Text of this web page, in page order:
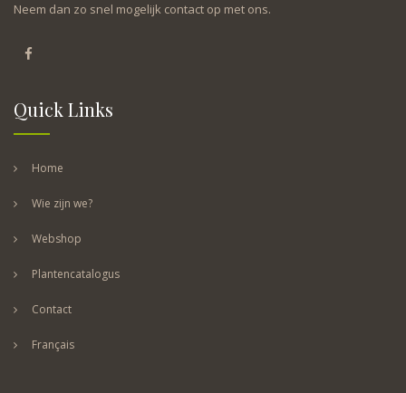
Neem dan zo snel mogelijk contact op met ons.
Quick Links
Home
Wie zijn we?
Webshop
Plantencatalogus
Contact
Français